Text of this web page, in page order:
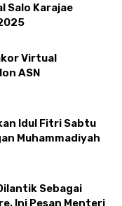
Salo Karajae
Virtual
ASN
Idul Fitri Sabtu
Muhammadiyah
Sebagai
Ini Pesan Menteri